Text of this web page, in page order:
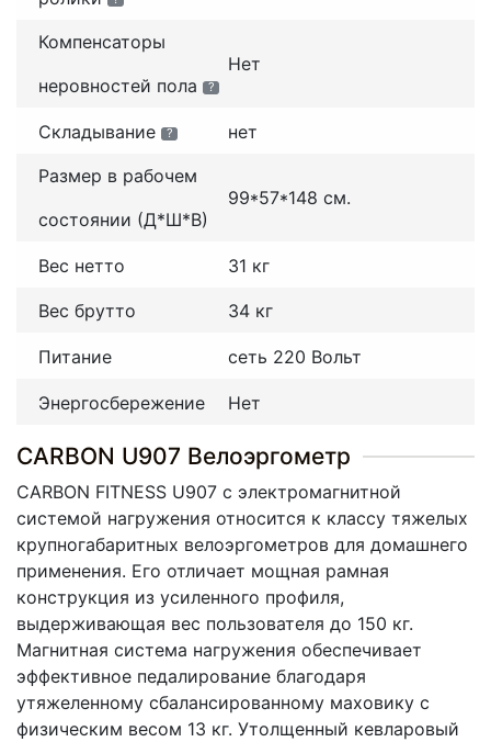
Компенсаторы
неровностей пола
?
Нет
Складывание ?
нет
Размер в рабочем
состоянии (Д*Ш*В)
99*57*148 см.
Вес нетто 31 кг
Вес брутто 34 кг
Питание сеть 220 Вольт
Энергосбережение Нет
CARBON U907 Велоэргометр
CARBON FITNESS U907 с электромагнитной
системой нагружения относится к классу тяжелых
крупногабаритных велоэргометров для домашнего
применения. Его отличает мощная рамная
конструкция из усиленного профиля,
выдерживающая вес пользователя до 150 кг.
Магнитная система нагружения обеспечивает
эффективное педалирование благодаря
утяжеленному сбалансированному маховику c
физическим весом 13 кг. Утолщенный кевларовый